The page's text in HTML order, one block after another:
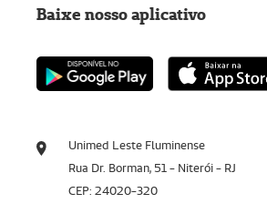
Unimed Leste Fluminense
Rua Dr. Borman, 51 - Niterói - RJ
CEP: 24020-320
Baixe nosso aplicativo